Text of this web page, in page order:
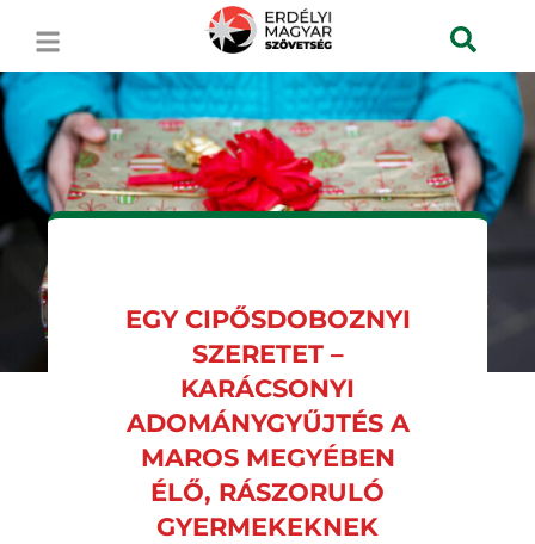
EGY CIPŐSDOBOZNYI
SZERETET –
KARÁCSONYI
ADOMÁNYGYŰJTÉS A
MAROS MEGYÉBEN
ÉLŐ, RÁSZORULÓ
GYERMEKEKNEK